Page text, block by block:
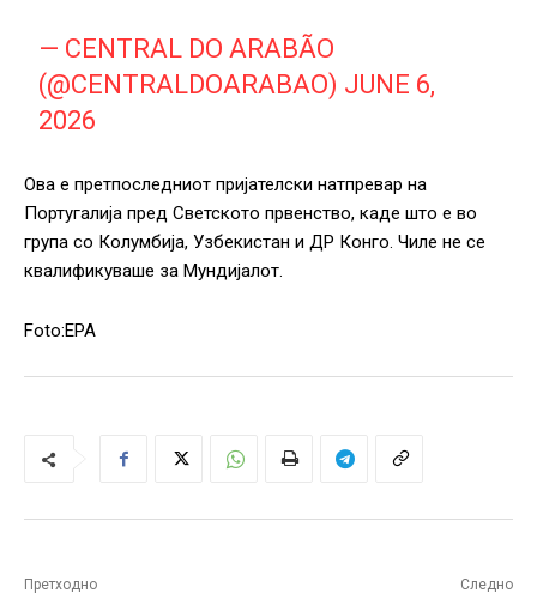
— CENTRAL DO ARABÃO
(@CENTRALDOARABAO) JUNE 6,
2026
Ова е претпоследниот пријателски натпревар на
Португалија пред Светското првенство, каде што е во
група со Колумбија, Узбекистан и ДР Конго. Чиле не се
квалификуваше за Мундијалот.
Foto:EPA
Претходно Следно